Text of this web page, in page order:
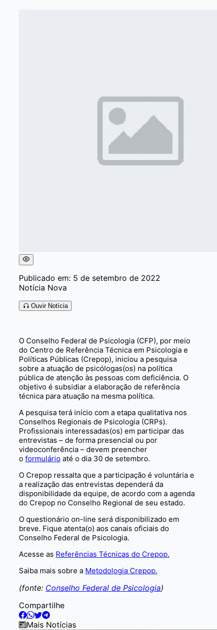
Publicado em: 5 de setembro de 2022
Notícia Nova
Ouvir Notícia
O Conselho Federal de Psicologia (CFP), por meio
do Centro de Referência Técnica em Psicologia e
Políticas Públicas (Crepop), iniciou a pesquisa
sobre a atuação de psicólogas(os) na política
pública de atenção às pessoas com deficiência. O
objetivo é subsidiar a elaboração de referência
técnica para atuação na mesma política.
A pesquisa terá início com a etapa qualitativa nos
Conselhos Regionais de Psicologia (CRPs).
Profissionais interessadas(os) em participar das
entrevistas – de forma presencial ou por
videoconferência – devem preencher
o formulário até o dia 30 de setembro.
O Crepop ressalta que a participação é voluntária e
a realização das entrevistas dependerá da
disponibilidade da equipe, de acordo com a agenda
do Crepop no Conselho Regional de seu estado.
O questionário on-line será disponibilizado em
breve. Fique atenta(o) aos canais oficiais do
Conselho Federal de Psicologia.
Acesse as Referências Técnicas do Crepop.
Saiba mais sobre a Metodologia Crepop.
(fonte: Conselho Federal de Psicologia)
Compartilhe
Mais Notícias